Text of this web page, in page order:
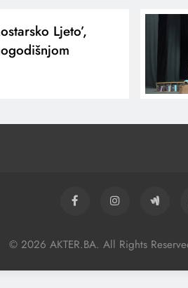
Ljeto’,
© 2026 AKTER.BA. All Rights